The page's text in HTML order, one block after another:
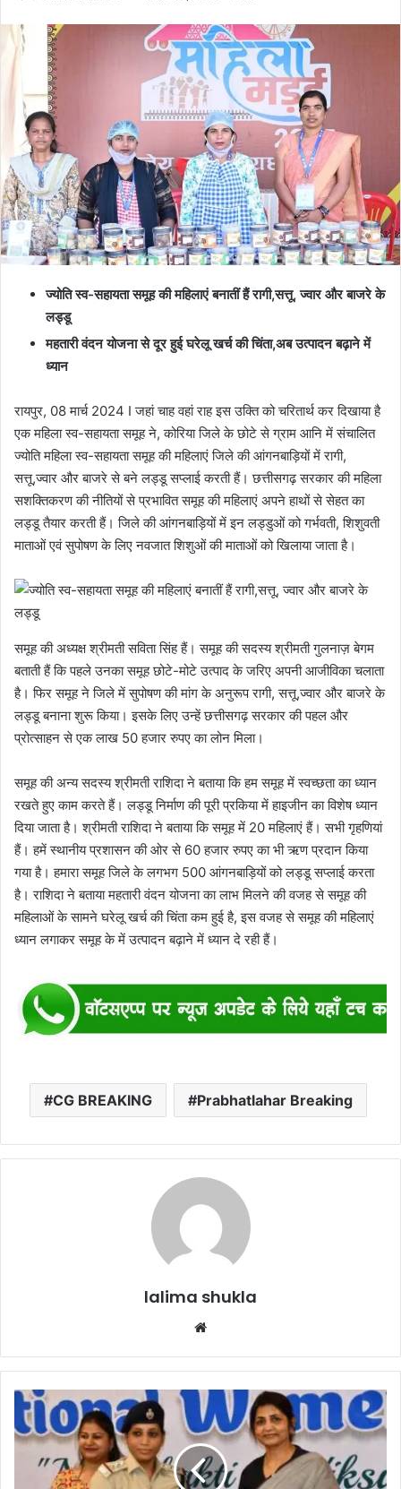
email
ज्योति स्व-सहायता समूह की महिलाएं बनातीं हैं रागी,सत्तू, ज्वार और बाजरे के
लड्डू
महतारी वंदन योजना से दूर हुई घरेलू खर्च की चिंता,अब उत्पादन बढ़ाने में
ध्यान
रायपुर, 08 मार्च 2024 I जहां चाह वहां राह इस उक्ति को चरितार्थ कर दिखाया है
एक महिला स्व-सहायता समूह ने, कोरिया जिले के छोटे से ग्राम आनि में संचालित
ज्योति महिला स्व-सहायता समूह की महिलाएं जिले की आंगनबाड़ियों में रागी,
सत्तू,ज्वार और बाजरे से बने लड्डू सप्लाई करती हैं। छत्तीसगढ़ सरकार की महिला
सशक्तिकरण की नीतियों से प्रभावित समूह की महिलाएं अपने हाथों से सेहत का
लड्डू तैयार करती हैं। जिले की आंगनबाड़ियों में इन लड्डुओं को गर्भवती, शिशुवती
माताओं एवं सुपोषण के लिए नवजात शिशुओं की माताओं को खिलाया जाता है।
समूह की अध्यक्ष श्रीमती सविता सिंह हैं। समूह की सदस्य श्रीमती गुलनाज़ बेगम
बताती हैं कि पहले उनका समूह छोटे-मोटे उत्पाद के जरिए अपनी आजीविका चलाता
है। फिर समूह ने जिले में सुपोषण की मांग के अनुरूप रागी, सत्तू,ज्वार और बाजरे के
लड्डू बनाना शुरू किया। इसके लिए उन्हें छत्तीसगढ़ सरकार की पहल और
प्रोत्साहन से एक लाख 50 हजार रुपए का लोन मिला।
समूह की अन्य सदस्य श्रीमती राशिदा ने बताया कि हम समूह में स्वच्छता का ध्यान
रखते हुए काम करते हैं। लड्डू निर्माण की पूरी प्रकिया में हाइजीन का विशेष ध्यान
दिया जाता है। श्रीमती राशिदा ने बताया कि समूह में 20 महिलाएं हैं। सभी गृहणियां
हैं। हमें स्थानीय प्रशासन की ओर से 60 हजार रुपए का भी ऋण प्रदान किया
गया है। हमारा समूह जिले के लगभग 500 आंगनबाड़ियों को लड्डू सप्लाई करता
है। राशिदा ने बताया महतारी वंदन योजना का लाभ मिलने की वजह से समूह की
महिलाओं के सामने घरेलू खर्च की चिंता कम हुई है, इस वजह से समूह की महिलाएं
ध्यान लगाकर समूह के में उत्पादन बढ़ाने में ध्यान दे रही हैं।
CG BREAKING Prabhatlahar Breaking
lalima shukla
CG
महिला